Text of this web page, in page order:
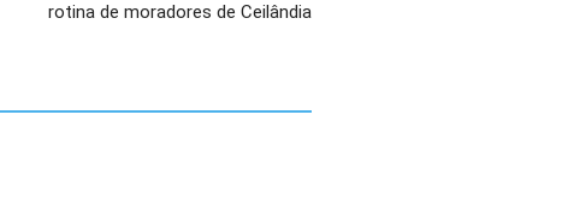
rotina de moradores de Ceilândia